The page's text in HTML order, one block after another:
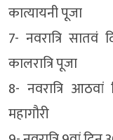
कात्यायनी पूजा
7- नवरात्रि सातवं
कालरात्रि पूजा
8- नवरात्रि
महागौरी